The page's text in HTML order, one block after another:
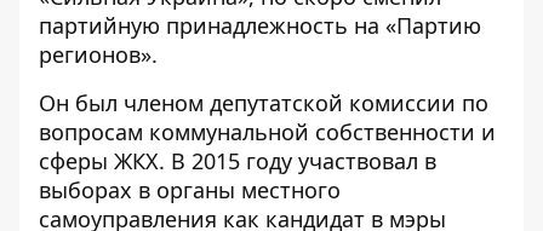
партийную принадлежность на «Партию
регионов».
Он был членом депутатской комиссии по
вопросам коммунальной собственности и
сферы ЖКХ. В 2015 году участвовал в
выборах в органы местного
самоуправления как кандидат в мэры